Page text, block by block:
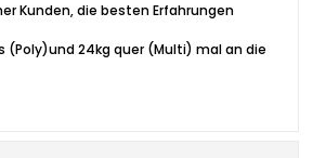
Kunden, die besten Erfahrungen
(Poly)und 24kg quer (Multi) mal an die